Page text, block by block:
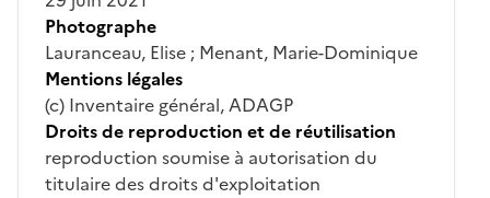
Photographe
Lauranceau, Elise ; Menant, Marie-Dominique
Mentions légales
(c) Inventaire général, ADAGP
Droits de reproduction et de réutilisation
reproduction soumise à autorisation du
titulaire des droits d'exploitation